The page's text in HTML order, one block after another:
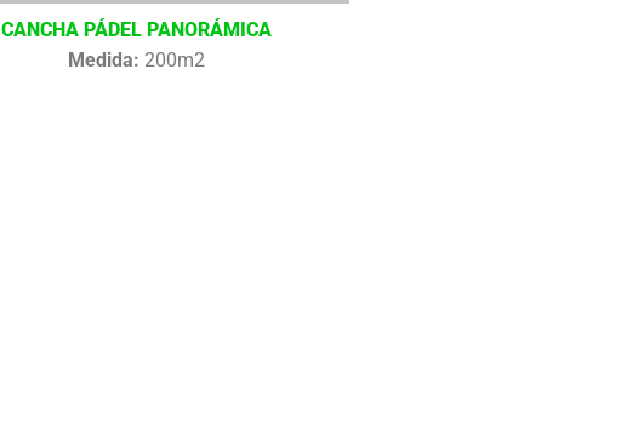
CANCHA PÁDEL PANORÁMICA
Medida: 200m2